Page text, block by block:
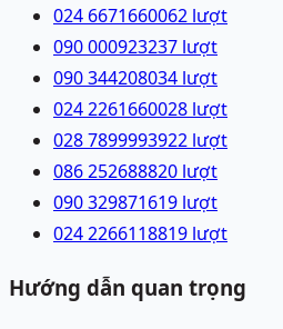
024 6671660062 lượt
090 000923237 lượt
090 344208034 lượt
024 2261660028 lượt
028 7899993922 lượt
086 252688820 lượt
090 329871619 lượt
024 2266118819 lượt
Hướng dẫn quan trọng